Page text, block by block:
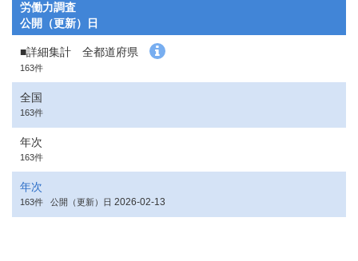
労働力調査
公開（更新）日
■詳細集計 全都道府県
163件
全国
163件
年次
163件
年次
163件 公開（更新）日 2026-02-13